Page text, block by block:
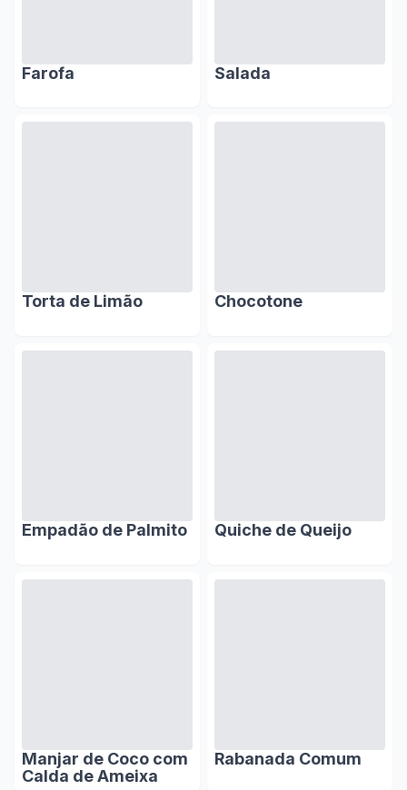
Farofa Salada
Torta de Limão Chocotone
Empadão de Palmito Quiche de Queijo
Manjar de Coco com
Calda de Ameixa
Rabanada Comum